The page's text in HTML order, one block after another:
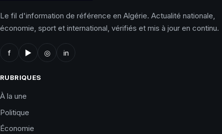
Le fil d'information de référence en Algérie. Actualité nationale,
économie, sport et international, vérifiés et mis à jour en continu.
f ▶ ◎ in
RUBRIQUES
À la une
Politique
Économie